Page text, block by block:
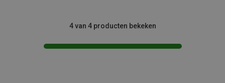
4 van 4 producten bekeken